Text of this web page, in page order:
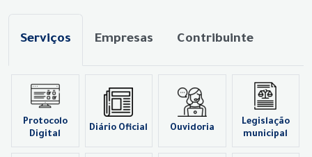
Serviços Empresas Contribuinte
Protocolo
Digital
Diário Oficial Ouvidoria
Legislação
municipal